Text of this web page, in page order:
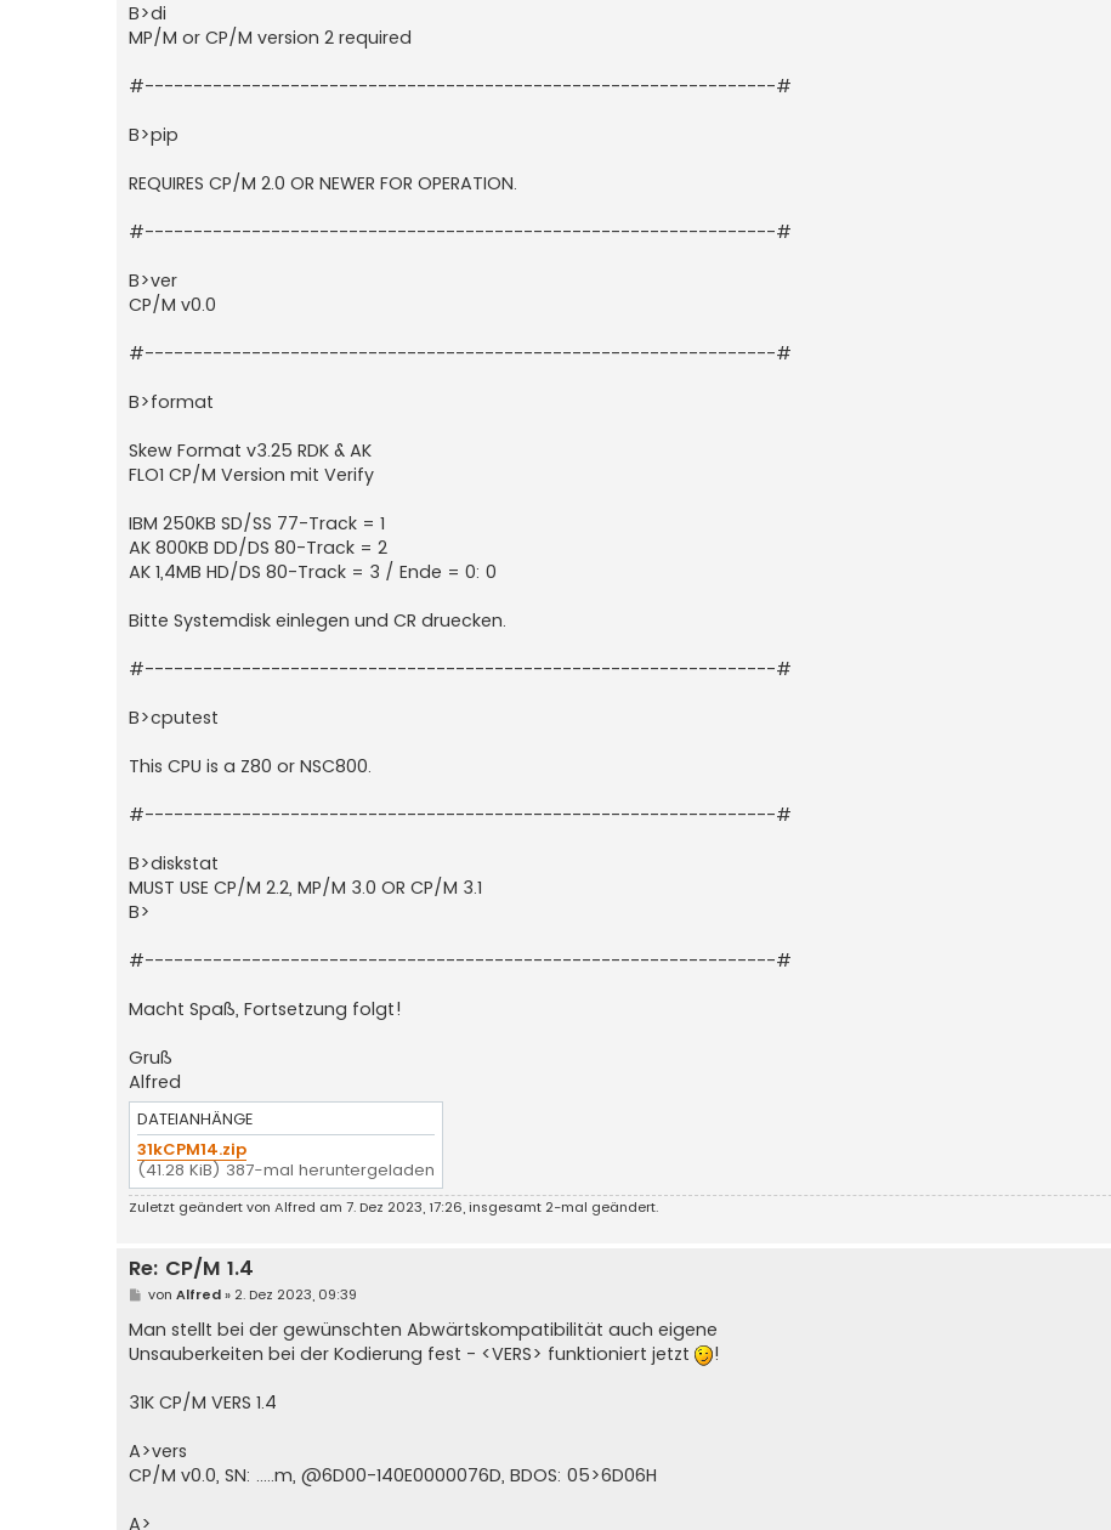
B>di
MP/M or CP/M version 2 required
#-----------------------------------------------------------------#
B>pip
REQUIRES CP/M 2.0 OR NEWER FOR OPERATION.
#-----------------------------------------------------------------#
B>ver
CP/M v0.0
#-----------------------------------------------------------------#
B>format
Skew Format v3.25 RDK & AK
FLO1 CP/M Version mit Verify
IBM 250KB SD/SS 77-Track = 1
AK 800KB DD/DS 80-Track = 2
AK 1,4MB HD/DS 80-Track = 3 / Ende = 0: 0
Bitte Systemdisk einlegen und CR druecken.
#-----------------------------------------------------------------#
B>cputest
This CPU is a Z80 or NSC800.
#-----------------------------------------------------------------#
B>diskstat
MUST USE CP/M 2.2, MP/M 3.0 OR CP/M 3.1
B>
#-----------------------------------------------------------------#
Macht Spaß, Fortsetzung folgt!
Gruß
Alfred
DATEIANHÄNGE
31kCPM14.zip
(41.28 KiB) 387-mal heruntergeladen
Zuletzt geändert von Alfred am 7. Dez 2023, 17:26, insgesamt 2-mal geändert.
Re: CP/M 1.4
B
i
t
r
von Alfred» 2. Dez 2023, 09:39
Man stellt bei der gewünschten Abwärtskompatibilität auch eigene
Unsauberkeiten bei der Kodierung fest - <VERS> funktioniert jetzt
!
31K CP/M VERS 1.4
A>vers
CP/M v0.0, SN: .....m, @6D00-140E0000076D, BDOS: 05>6D06H
A>